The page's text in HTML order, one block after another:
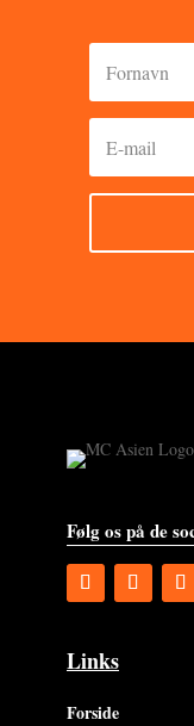
Følg os på de
Links
Forside